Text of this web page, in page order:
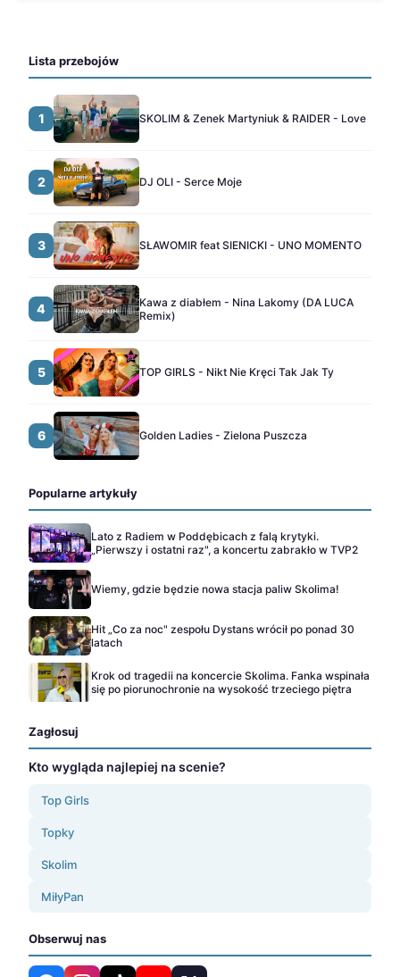
Lista przebojów
1 SKOLIM & Zenek Martyniuk & RAIDER - Love
2 DJ OLI - Serce Moje
3 SŁAWOMIR feat SIENICKI - UNO MOMENTO
4
Kawa z diabłem - Nina Lakomy (DA LUCA
Remix)
5 TOP GIRLS - Nikt Nie Kręci Tak Jak Ty
6 Golden Ladies - Zielona Puszcza
Popularne artykuły
Lato z Radiem w Poddębicach z falą krytyki.
„Pierwszy i ostatni raz", a koncertu zabrakło w TVP2
Wiemy, gdzie będzie nowa stacja paliw Skolima!
Hit „Co za noc" zespołu Dystans wrócił po ponad 30
latach
Krok od tragedii na koncercie Skolima. Fanka wspinała
się po piorunochronie na wysokość trzeciego piętra
Zagłosuj
Kto wygląda najlepiej na scenie?
Top Girls
Topky
Skolim
MiłyPan
Obserwuj nas